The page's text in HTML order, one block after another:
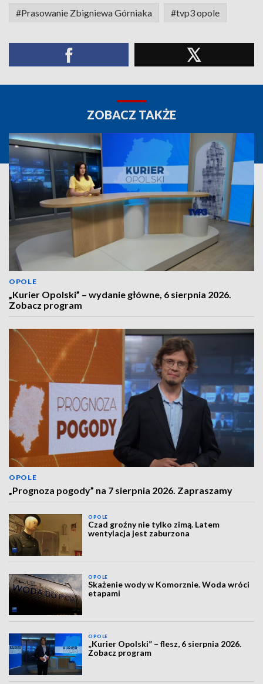
#Prasowanie Zbigniewa Górniaka #tvp3 opole
ZOBACZ TAKŻE
OPOLE
„Kurier Opolski” – wydanie główne, 6 sierpnia 2026.
Zobacz program
OPOLE
„Prognoza pogody” na 7 sierpnia 2026. Zapraszamy
OPOLE
Czad groźny nie tylko zimą. Latem
wentylacja jest zaburzona
OPOLE
Skażenie wody w Komorznie. Woda wróci
etapami
OPOLE
„Kurier Opolski” – flesz, 6 sierpnia 2026.
Zobacz program